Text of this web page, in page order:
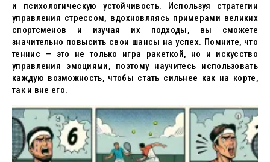
и психологическую устойчивость. Используя стратегии
управления стрессом, вдохновляясь примерами великих
спортсменов и изучая их подходы, вы сможете
значительно повысить свои шансы на успех. Помните, что
теннис — это не только игра ракеткой, но и искусство
управления эмоциями, поэтому научитесь использовать
каждую возможность, чтобы стать сильнее как на корте,
так и вне его.